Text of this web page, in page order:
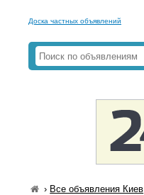
Доска частных объявлений
› Все объявления Киев